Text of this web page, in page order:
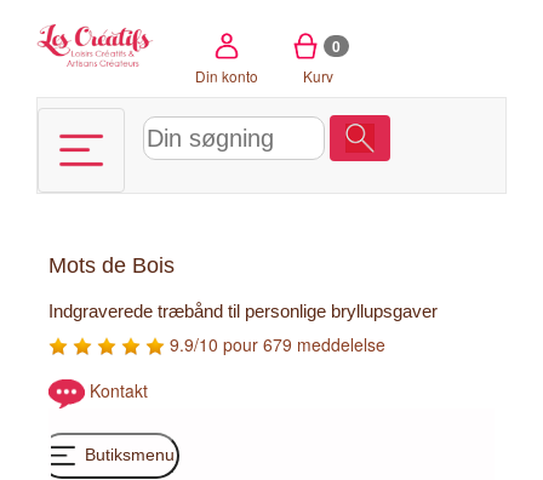
Din konto
0
Kurv
Mots de Bois
Indgraverede træbånd til personlige bryllupsgaver
9.9/10 pour 679 meddelelse
Kontakt
Butiksmenu